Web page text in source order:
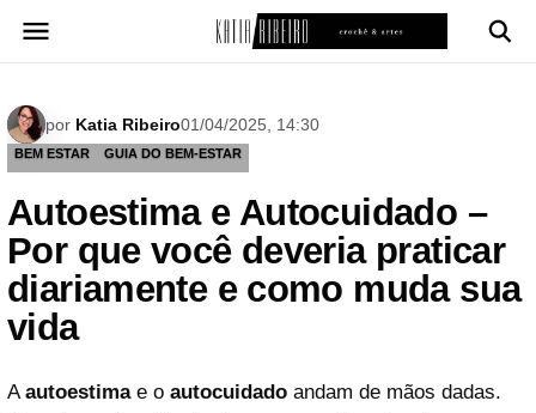
para
por Katia Ribeiro01/04/2025, 14:30
BEM ESTAR GUIA DO BEM-ESTAR
Autoestima e Autocuidado –
Por que você deveria praticar
diariamente e como muda sua
vida
Aautoestima e o autocuidado andam de mãos dadas.